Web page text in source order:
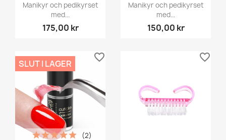
Manikyr och pedikyrset
med...
175,00 kr
Manikyr och pedikyrset
med...
150,00 kr
(2)
SLUT I LAGER
favorite_border favorite_border